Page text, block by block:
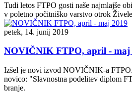
Tudi letos FTPO gosti naše najmlajše
v poletno počitniško varstvo otrok
petek, 14. junij 2019
NOVIČNIK FTPO, april - maj
Izšel je novi izvod NOVIČNIK-a
novico: "Slavnostna podelitev diplom
branje.